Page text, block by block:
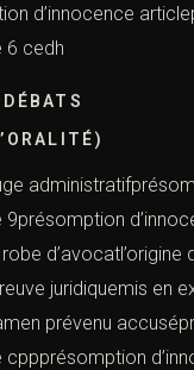
d’innocence
6 cedh
9présomption
d’avocatl’origine
juridiquemis en
prévenu
cppprésomption